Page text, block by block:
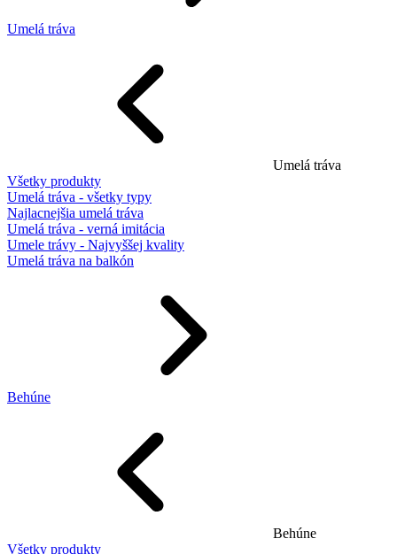
Umelá tráva
Umelá tráva
Všetky produkty
Umelá tráva - všetky typy
Najlacnejšia umelá tráva
Umelá tráva - verná imitácia
Umele trávy - Najvyššej kvality
Umelá tráva na balkón
Behúne
Behúne
Všetky produkty